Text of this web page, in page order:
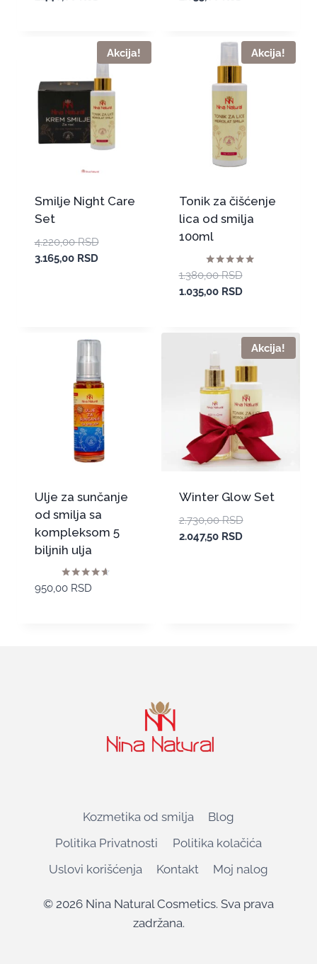
Akcija!
Smilje Night Care
Set
4.220,00RSD
3.165,00 RSD
Akcija!
Tonik za čišćenje
lica od smilja
100ml
Ocenjeno sa
5.00
od 5
1.380,00RSD
1.035,00 RSD
Ulje za sunčanje
od smilja sa
kompleksom 5
biljnih ulja
Ocenjeno
950,00 RSD
Akcija!
Winter Glow Set
2.730,00RSD
2.047,50 RSD
Kozmetika od smilja
Blog
Politika Privatnosti
Politika kolačića
Uslovi korišćenja
Kontakt Moj nalog
© 2026 Nina Natural Cosmetics. Sva prava
zadržana.